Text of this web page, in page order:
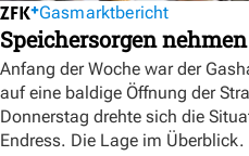
Gasmarktbericht
Speichersorgen
Anfang der Woche war der
auf eine baldige Öffnung der
Donnerstag drehte sich die
Endress. Die Lage im Überblick.